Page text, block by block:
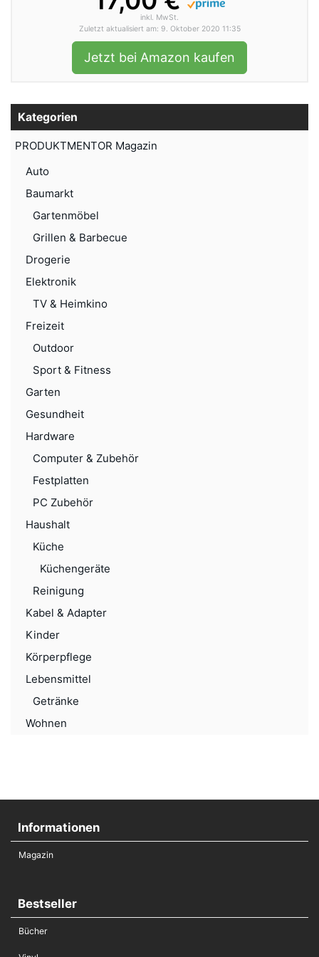
inkl. MwSt.
Zuletzt aktualisiert am: 9. Oktober 2020 11:35
Jetzt bei Amazon kaufen
Kategorien
PRODUKTMENTOR Magazin
Auto
Baumarkt
Gartenmöbel
Grillen & Barbecue
Drogerie
Elektronik
TV & Heimkino
Freizeit
Outdoor
Sport & Fitness
Garten
Gesundheit
Hardware
Computer & Zubehör
Festplatten
PC Zubehör
Haushalt
Küche
Küchengeräte
Reinigung
Kabel & Adapter
Kinder
Körperpflege
Lebensmittel
Getränke
Wohnen
Informationen
Magazin
Bestseller
Bücher